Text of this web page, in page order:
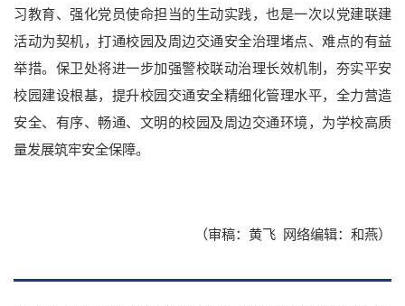
本科招生 研究生招生 留学生招生
成人教育
学生就业
后勤保障 医疗服务
仪器共享
习教育、强化党员使命担当的生动实践，也是一次以党建联建
活动为契机，打通校园及周边交通安全治理堵点、难点的有益
举措。保卫处将进一步加强警校联动治理长效机制，夯实平安
校园建设根基，提升校园交通安全精细化管理水平，全力营造
安全、有序、畅通、文明的校园及周边交通环境，为学校高质
量发展筑牢安全保障。
（审稿：黄飞 网络编辑：和燕）